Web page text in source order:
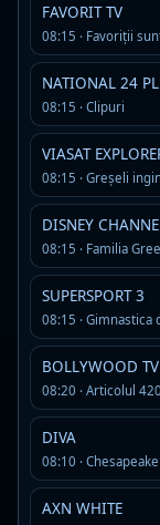
FAVORIT TV
08:15 · Favoriţii
NATIONAL 24
08:15 · Clipuri
VIASAT
08:15 · Greșeli
DISNEY
08:15 · Familia
SUPERSPORT 3
08:15 · Gimnastica
BOLLYWOOD TV
08:20 · Articolul 420
DIVA
08:10 ·
AXN WHITE
MP3
Asculta
Rock
AAC · 80
classic rock hard
Asculta
R
RADIO
MP3 ·
Asculta
Super
MP3 ·